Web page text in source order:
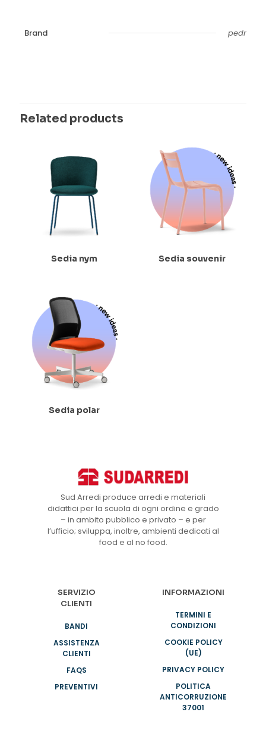
Brand pedr
Related products
Sedia nym Sedia souvenir
Sedia polar
Sud Arredi produce arredi e materiali
didattici per la scuola di ogni ordine e grado
– in ambito pubblico e privato – e per
l’ufficio; sviluppa, inoltre, ambienti dedicati al
food e al no food.
SERVIZIO
CLIENTI
BANDI
ASSISTENZA
CLIENTI
FAQS
PREVENTIVI
INFORMAZIONI
TERMINI E
CONDIZIONI
COOKIE POLICY
(UE)
PRIVACY POLICY
POLITICA
ANTICORRUZIONE
37001